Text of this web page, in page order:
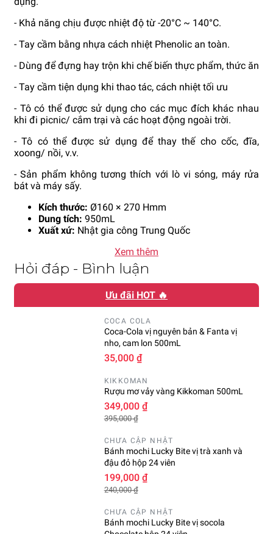
- Khả năng chịu được nhiệt độ từ -20°C ~ 140°C.
- Tay cầm bằng nhựa cách nhiệt Phenolic an toàn.
- Dùng để đựng hay trộn khi chế biến thực phẩm, thức ăn
- Tay cầm tiện dụng khi thao tác, cách nhiệt tối ưu
- Tô có thể được sử dụng cho các mục đích khác nhau
khi đi picnic/ cắm trại và các hoạt động ngoài trời.
- Tô có thể được sử dụng để thay thế cho cốc, đĩa,
xoong/ nồi, v.v.
- Sản phẩm không tương thích với lò vi sóng, máy rửa
bát và máy sấy.
Kích thước: Ø160 × 270 Hmm
Dung tích: 950mL
Xuất xứ: Nhật gia công Trung Quốc
Xem thêm
Hỏi đáp - Bình luận
Ưu đãi HOT 🔥
COCA COLA
Coca-Cola vị nguyên bản & Fanta vị
nho, cam lon 500mL
35,000 ₫
KIKKOMAN
Rượu mơ vảy vàng Kikkoman 500mL
349,000 ₫
395,000 ₫
CHƯA CẬP NHẬT
Bánh mochi Lucky Bite vị trà xanh và
đậu đỏ hộp 24 viên
199,000 ₫
240,000 ₫
CHƯA CẬP NHẬT
Bánh mochi Lucky Bite vị socola